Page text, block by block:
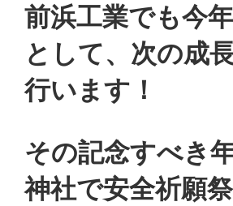
前浜工業でも今
として、次の成
行います！
その記念すべき
神社で安全祈願